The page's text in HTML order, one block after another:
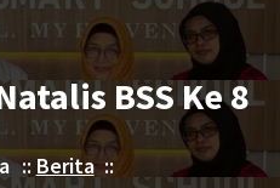
BSS Ke 8
:: Berita::